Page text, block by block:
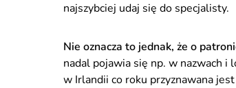
najszybciej udaj się do specjalisty.
Nie oznacza to jednak, że o
nadal pojawia się np. w nazwach i
w Irlandii co roku przyznawana